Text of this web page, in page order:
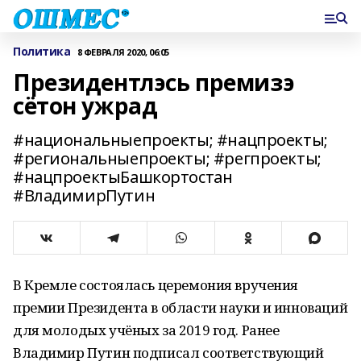
Политика 8 ФЕВРАЛЯ 2020, 06:05
Президентлэсь премизэ
сётон ужрад
#национальныепроекты; #нацпроекты;
#региональныепроекты; #регпроекты;
#нацпроектыБашкортостан
#ВладимирПутин
В Кремле состоялась церемония вручения
премии Президента в области науки и инноваций
для молодых учёных за 2019 год. Ранее
Владимир Путин подписал соответствующий